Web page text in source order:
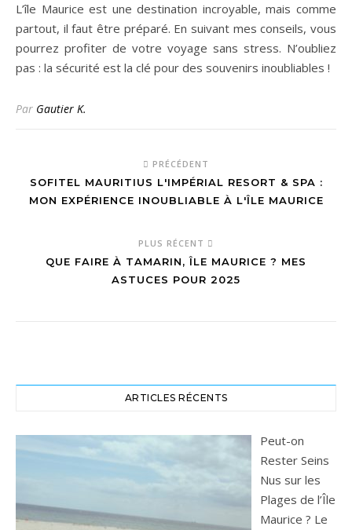
L’île Maurice est une destination incroyable, mais comme
partout, il faut être préparé. En suivant mes conseils, vous
pourrez profiter de votre voyage sans stress. N’oubliez
pas : la sécurité est la clé pour des souvenirs inoubliables !
Par Gautier K.
PRÉCÉDENT
SOFITEL MAURITIUS L'IMPÉRIAL RESORT & SPA :
MON EXPÉRIENCE INOUBLIABLE À L'ÎLE MAURICE
PLUS RÉCENT
QUE FAIRE À TAMARIN, ÎLE MAURICE ? MES
ASTUCES POUR 2025
ARTICLES RÉCENTS
Peut-on
Rester Seins
Nus sur les
Plages de l’Île
Maurice ? Le